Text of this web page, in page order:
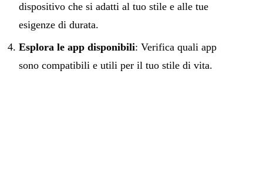
dispositivo che si adatti al tuo stile e alle tue
esigenze di durata.
Esplora le app disponibili: Verifica quali app
sono compatibili e utili per il tuo stile di vita.